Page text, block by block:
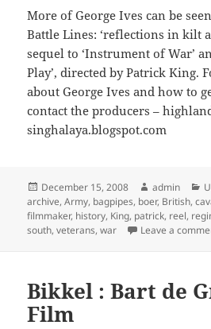
More of George Ives can be
Battle Lines: ‘reflections in kilt
sequel to ‘Instrument of War’
Play’, directed by Patrick King.
about George Ives and how to
contact the producers –
singhalaya.blogspot.com
Posted
on
December 15, 2008 Author
admin
archive,Army, bagpipes, boer, British,
filmmaker, history, King, patrick, reel,
south,veterans,war Leave a
Bikkel : Bart de
Film